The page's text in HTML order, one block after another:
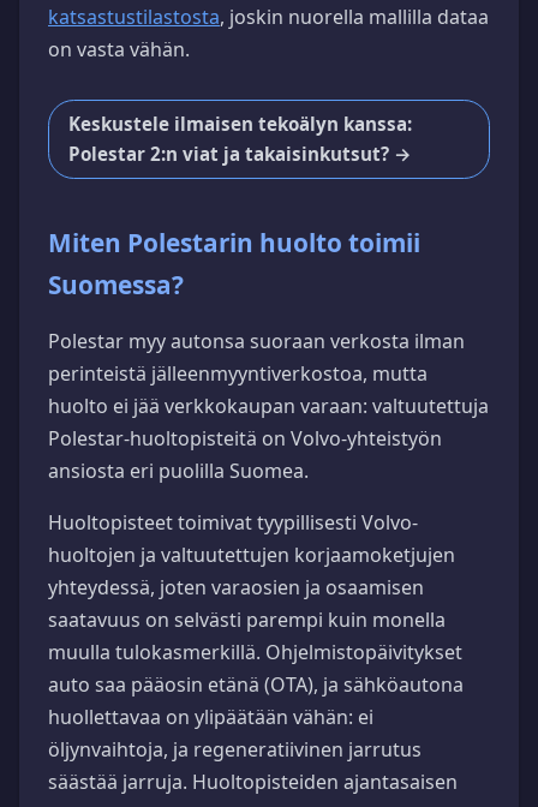
katsastustilastosta, joskin nuorella mallilla dataa
on vasta vähän.
Keskustele ilmaisen tekoälyn kanssa:
Polestar 2:n viat ja takaisinkutsut? →
Miten Polestarin huolto toimii
Suomessa?
Polestar myy autonsa suoraan verkosta ilman
perinteistä jälleenmyyntiverkostoa, mutta
huolto ei jää verkkokaupan varaan: valtuutettuja
Polestar-huoltopisteitä on Volvo-yhteistyön
ansiosta eri puolilla Suomea.
Huoltopisteet toimivat tyypillisesti Volvo-
huoltojen ja valtuutettujen korjaamoketjujen
yhteydessä, joten varaosien ja osaamisen
saatavuus on selvästi parempi kuin monella
muulla tulokasmerkillä. Ohjelmistopäivitykset
auto saa pääosin etänä (OTA), ja sähköautona
huollettavaa on ylipäätään vähän: ei
öljynvaihtoja, ja regeneratiivinen jarrutus
säästää jarruja. Huoltopisteiden ajantasaisen